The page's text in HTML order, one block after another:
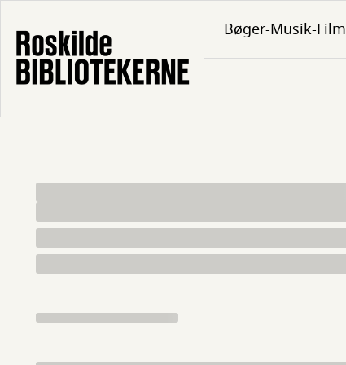
hovedindhold
Bøger-Musik-Film